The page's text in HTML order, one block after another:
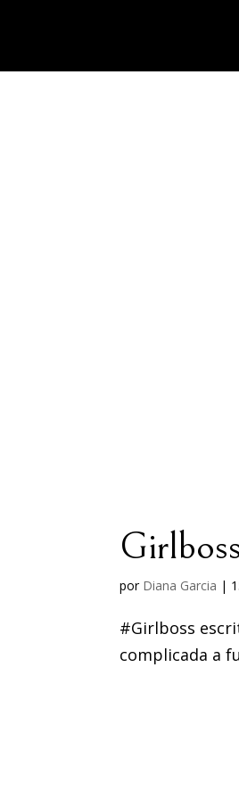
Girlboss
por Diana Garcia |
#Girlboss
complicada a